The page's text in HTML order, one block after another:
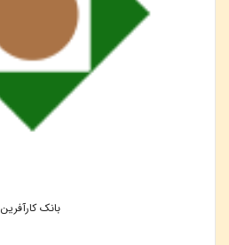
بانک کارآفرین